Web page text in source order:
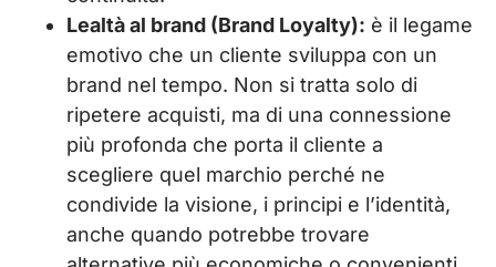
Lealtà al brand (Brand Loyalty): è il legame
emotivo che un cliente sviluppa con un
brand nel tempo. Non si tratta solo di
ripetere acquisti, ma di una connessione
più profonda che porta il cliente a
scegliere quel marchio perché ne
condivide la visione, i principi e l’identità,
anche quando potrebbe trovare